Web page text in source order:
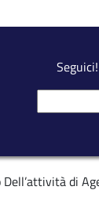
Seguici!
di